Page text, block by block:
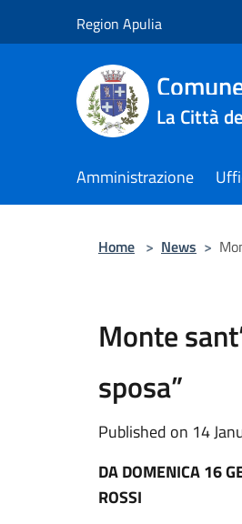
Region Apulia
La Città
Amministrazione
Home > News >
Monte
sposa”
Published on 14
DA DOMENICA 16
ROSSI